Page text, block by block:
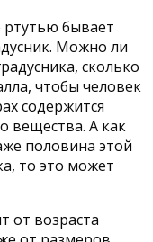
ртутью бывает
Можно ли
сколько
чтобы человек
содержится
вещества. А как
половина этой
то это может
от возраста